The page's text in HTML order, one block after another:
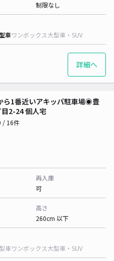
制限なし
車ワンボックス大型車・SUV
詳細へ
ら1番近いアキッパ駐車場◉豊
2-24 個人宅
/ 16件
再入庫
可
高さ
260cm 以下
車ワンボックス大型車・SUV